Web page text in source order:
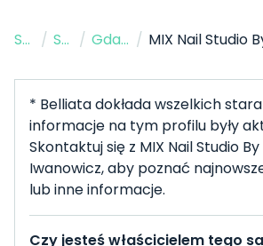
Strona Główna / Salon Paznokci / Gdańsk / MIX Nail Studio
* Belliata dokłada wszelkich
informacje na tym profilu były
Skontaktuj się z MIX Nail Studio By
Iwanowicz, aby poznać
lub inne informacje.
Czy jesteś właścicielem tego